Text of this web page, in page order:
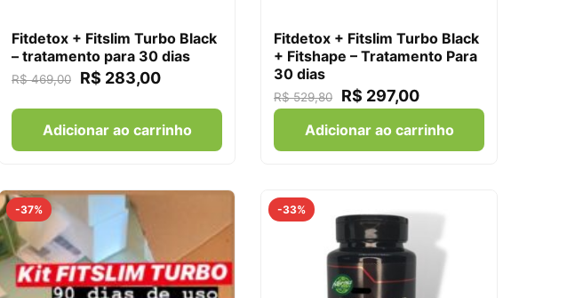
Fitdetox + Fitslim Turbo Black
– tratamento para 30 dias
R$469,00 R$ 283,00
Adicionar ao carrinho
Fitdetox + Fitslim Turbo Black
+ Fitshape – Tratamento Para
30 dias
R$529,80 R$ 297,00
Adicionar ao carrinho
-37% -33%